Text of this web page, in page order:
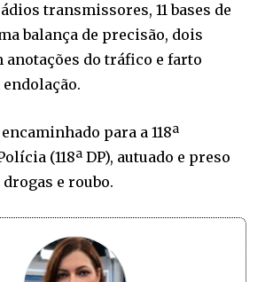
transmissores, 11 bases de
balança de precisão, dois
anotações do tráfico e farto
para a 118ª
(118ª DP), autuado e preso
e roubo.